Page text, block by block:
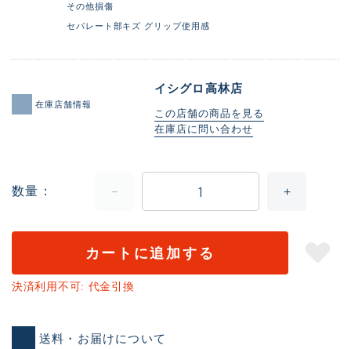
その他損傷
セパレート部キズ グリップ使用感
在庫店舗情報
イシグロ高林店
この店舗の商品を見る
在庫店に問い合わせ
数量
カートに追加する
決済利用不可: 代金引換
送料・お届けについて